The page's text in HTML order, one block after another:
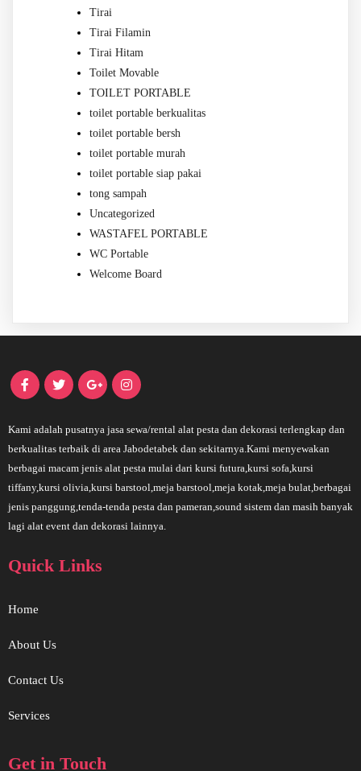
Tirai
Tirai Filamin
Tirai Hitam
Toilet Movable
TOILET PORTABLE
toilet portable berkualitas
toilet portable bersh
toilet portable murah
toilet portable siap pakai
tong sampah
Uncategorized
WASTAFEL PORTABLE
WC Portable
Welcome Board
Kami adalah pusatnya jasa sewa/rental alat pesta dan dekorasi terlengkap dan
berkualitas terbaik di area Jabodetabek dan sekitarnya.Kami menyewakan
berbagai macam jenis alat pesta mulai dari kursi futura,kursi sofa,kursi
tiffany,kursi olivia,kursi barstool,meja barstool,meja kotak,meja bulat,berbagai
jenis panggung,tenda-tenda pesta dan pameran,sound sistem dan masih banyak
lagi alat event dan dekorasi lainnya.
Quick Links
Home
About Us
Contact Us
Services
Get in Touch